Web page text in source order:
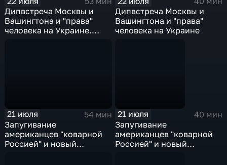
Дипвстреча Москвы и
Вашингтона и "права"
человека на Украине.
Дипвстреча Москвы и
Вашингтона и "права"
человека на Украине
21 июля
54 мин
Запугивание
американцев "коварной
Россией" и новый
21 июля
40 мин
Запугивание
американцев "коварной
Россией" и новый